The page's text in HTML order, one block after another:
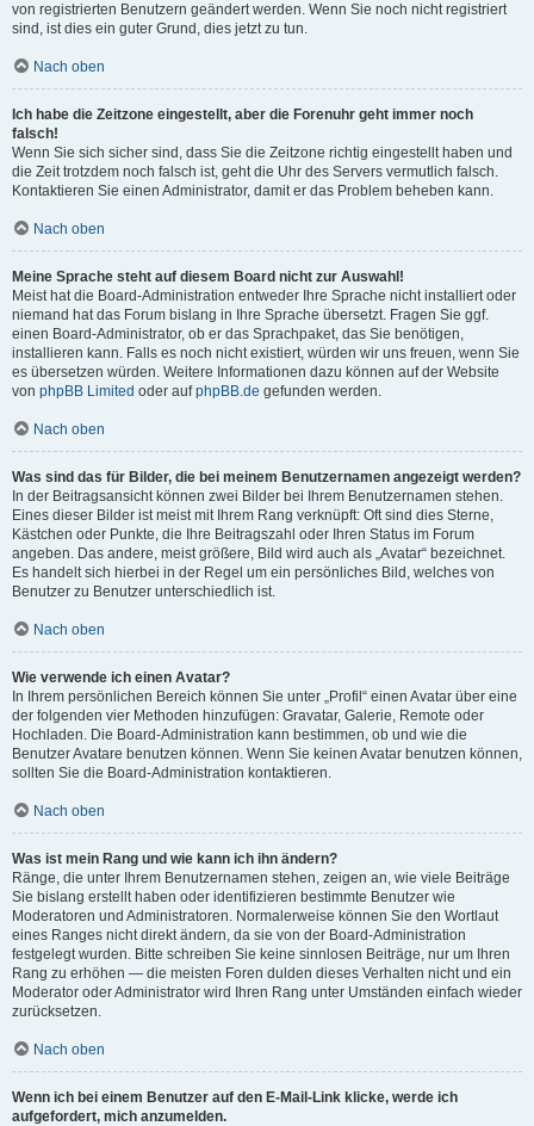
von registrierten Benutzern geändert werden. Wenn Sie noch nicht registriert
sind, ist dies ein guter Grund, dies jetzt zu tun.
Nach oben
Ich habe die Zeitzone eingestellt, aber die Forenuhr geht immer noch
falsch!
Wenn Sie sich sicher sind, dass Sie die Zeitzone richtig eingestellt haben und
die Zeit trotzdem noch falsch ist, geht die Uhr des Servers vermutlich falsch.
Kontaktieren Sie einen Administrator, damit er das Problem beheben kann.
Nach oben
Meine Sprache steht auf diesem Board nicht zur Auswahl!
Meist hat die Board-Administration entweder Ihre Sprache nicht installiert oder
niemand hat das Forum bislang in Ihre Sprache übersetzt. Fragen Sie ggf.
einen Board-Administrator, ob er das Sprachpaket, das Sie benötigen,
installieren kann. Falls es noch nicht existiert, würden wir uns freuen, wenn Sie
es übersetzen würden. Weitere Informationen dazu können auf der Website
von phpBB Limited oder aufphpBB.de gefunden werden.
Nach oben
Was sind das für Bilder, die bei meinem Benutzernamen angezeigt werden?
In der Beitragsansicht können zwei Bilder bei Ihrem Benutzernamen stehen.
Eines dieser Bilder ist meist mit Ihrem Rang verknüpft: Oft sind dies Sterne,
Kästchen oder Punkte, die Ihre Beitragszahl oder Ihren Status im Forum
angeben. Das andere, meist größere, Bild wird auch als „Avatar“ bezeichnet.
Es handelt sich hierbei in der Regel um ein persönliches Bild, welches von
Benutzer zu Benutzer unterschiedlich ist.
Nach oben
Wie verwende ich einen Avatar?
In Ihrem persönlichen Bereich können Sie unter „Profil“ einen Avatar über eine
der folgenden vier Methoden hinzufügen: Gravatar, Galerie, Remote oder
Hochladen. Die Board-Administration kann bestimmen, ob und wie die
Benutzer Avatare benutzen können. Wenn Sie keinen Avatar benutzen können,
sollten Sie die Board-Administration kontaktieren.
Nach oben
Was ist mein Rang und wie kann ich ihn ändern?
Ränge, die unter Ihrem Benutzernamen stehen, zeigen an, wie viele Beiträge
Sie bislang erstellt haben oder identifizieren bestimmte Benutzer wie
Moderatoren und Administratoren. Normalerweise können Sie den Wortlaut
eines Ranges nicht direkt ändern, da sie von der Board-Administration
festgelegt wurden. Bitte schreiben Sie keine sinnlosen Beiträge, nur um Ihren
Rang zu erhöhen — die meisten Foren dulden dieses Verhalten nicht und ein
Moderator oder Administrator wird Ihren Rang unter Umständen einfach wieder
zurücksetzen.
Nach oben
Wenn ich bei einem Benutzer auf den E-Mail-Link klicke, werde ich
aufgefordert, mich anzumelden.